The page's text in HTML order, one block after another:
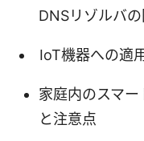
DNSリゾルバ
IoT機器への適
家庭内のスマ
と注意点